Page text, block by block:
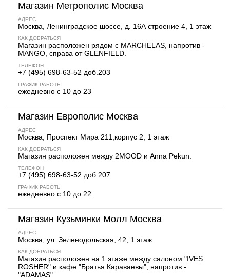
Магазин Метрополис Москва
АДРЕС
Москва, Ленинградское шоссе, д. 16А строение 4, 1 этаж
КАК ДОБРАТЬСЯ
Магазин расположен рядом с MARCHELAS, напротив -
MANGO, справа от GLENFIELD.
ТЕЛЕФОН
+7 (495) 698-63-52 доб.203
ГРАФИК РАБОТЫ
ежедневно с 10 до 23
Магазин Европолис Москва
АДРЕС
Москва, Проспект Мира 211,корпус 2, 1 этаж
КАК ДОБРАТЬСЯ
Магазин расположен между 2MOOD и Anna Pekun.
ТЕЛЕФОН
+7 (495) 698-63-52 доб.207
ГРАФИК РАБОТЫ
ежедневно с 10 до 22
Магазин Кузьминки Молл Москва
АДРЕС
Москва, ул. Зеленодольская, 42, 1 этаж
КАК ДОБРАТЬСЯ
Магазин расположен на 1 этаже между салоном "IVES
ROSHER" и кафе "Братья Караваевы", напротив -
"ADAMAS".